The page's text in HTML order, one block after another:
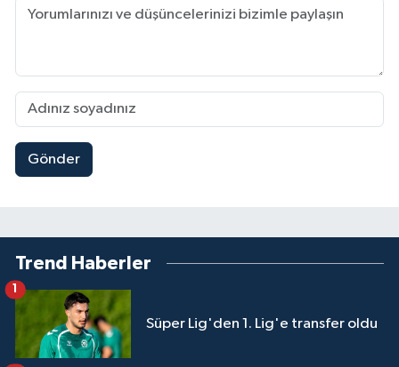
Gönder
Trend Haberler
Süper Lig'den 1. Lig'e transfer oldu